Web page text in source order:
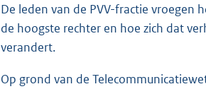
De leden van de PVV-fractie vroegen
de hoogste rechter en hoe zich dat
verandert.
Op grond van de